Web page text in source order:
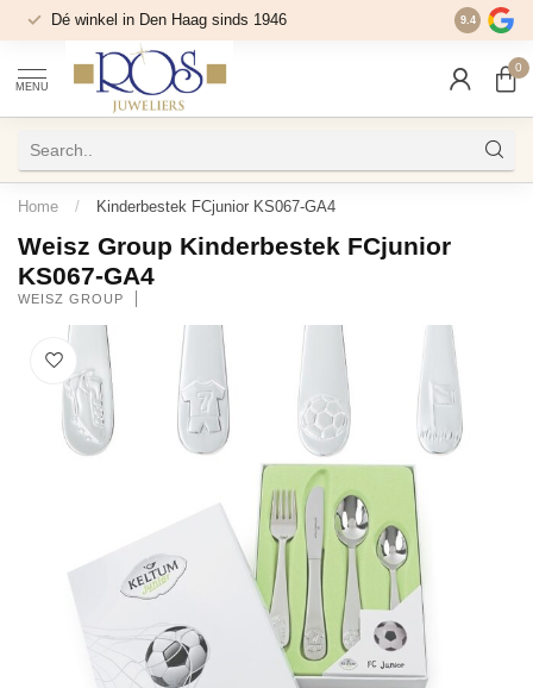
Dé winkel in Den Haag sinds 1946 9.4
MENU
0
Home / Kinderbestek FCjunior KS067-GA4
Weisz Group Kinderbestek FCjunior
KS067-GA4
WEISZ GROUP